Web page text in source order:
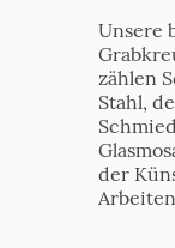
Unsere
zählen
Stahl,
der